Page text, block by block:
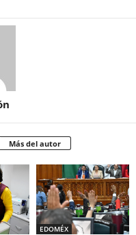
Más del autor
EDOMÉX